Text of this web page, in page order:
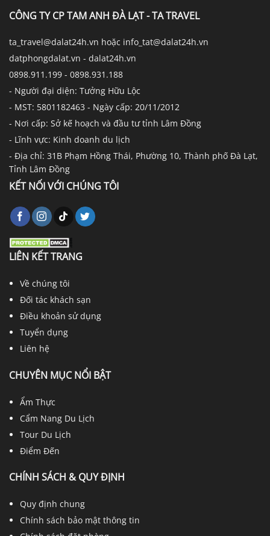
CÔNG TY CP TAM ANH ĐÀ LẠT - TA TRAVEL
ta_travel@dalat24h.vn hoặc info_tat@dalat24h.vn
datphongdalat.vn - dalat24h.vn
0898.911.199 - 0898.931.188
- Người đại diện: Tưởng Hữu Lộc
- MST: 5801182463 - Ngày cấp: 20/11/2012
- Nơi cấp: Sở kế hoạch và đầu tư tỉnh Lâm Đồng
- Lĩnh vực: Kinh doanh du lịch
- Địa chỉ: 31B Phạm Hồng Thái, Phường 10, Thành phố Đà Lạt,
Tỉnh Lâm Đồng
KẾT NỐI VỚI CHÚNG TÔI
LIÊN KẾT TRANG
Về chúng tôi
Đối tác khách sạn
Điều khoản sử dụng
Tuyển dụng
Liên hệ
CHUYÊN MỤC NỔI BẬT
Ẩm Thực
Cẩm Nang Du Lịch
Tour Du Lịch
Điểm Đến
CHÍNH SÁCH & QUY ĐỊNH
Quy định chung
Chính sách bảo mật thông tin